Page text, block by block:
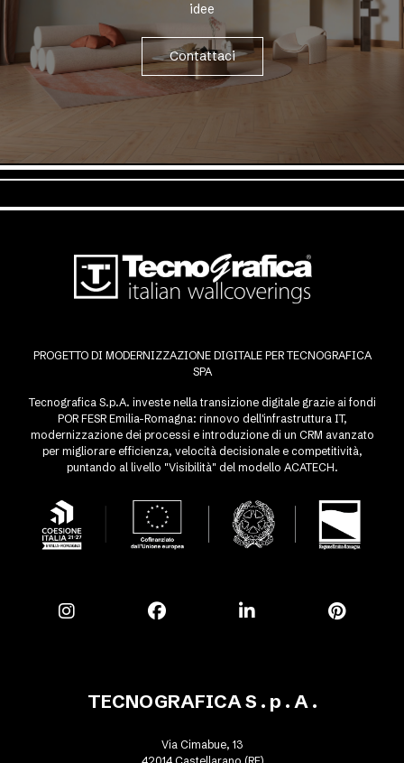
idee
Contattaci
PROGETTO DI MODERNIZZAZIONE DIGITALE PER TECNOGRAFICA
SPA
Tecnografica S.p.A. investe nella transizione digitale grazie ai fondi
POR FESR Emilia-Romagna: rinnovo dell'infrastruttura IT,
modernizzazione dei processi e introduzione di un CRM avanzato
per migliorare efficienza, velocità decisionale e competitività,
puntando al livello "Visibilità" del modello ACATECH.
TECNOGRAFICA S . p . A .
Via Cimabue, 13